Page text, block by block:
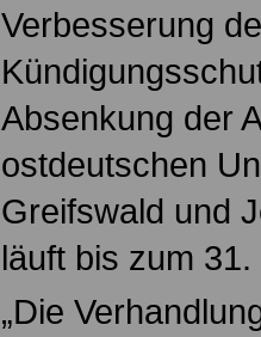
Verbesserung
Absenkung der
ostdeutschen
Greifswald und
läuft bis zum
„Die